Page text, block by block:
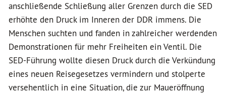
anschließende Schließung aller Grenzen durch die SED
erhöhte den Druck im Inneren der DDR immens. Die
Menschen suchten und fanden in zahlreicher werdenden
Demonstrationen für mehr Freiheiten ein Ventil. Die
SED-Führung wollte diesen Druck durch die Verkündung
eines neuen Reisegesetzes vermindern und stolperte
versehentlich in eine Situation, die zur Maueröffnung